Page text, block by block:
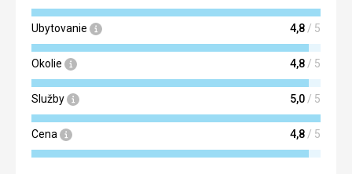
Ubytovanie 4,8 / 5
Okolie 4,8 / 5
Služby 5,0 / 5
Cena 4,8 / 5